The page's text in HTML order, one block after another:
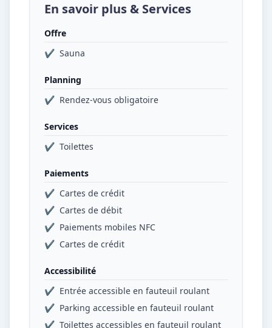
En savoir plus & Services
Offre
✔ Sauna
Planning
✔ Rendez-vous obligatoire
Services
✔ Toilettes
Paiements
✔ Cartes de crédit
✔ Cartes de débit
✔ Paiements mobiles NFC
✔ Cartes de crédit
Accessibilité
✔ Entrée accessible en fauteuil roulant
✔ Parking accessible en fauteuil roulant
✔ Toilettes accessibles en fauteuil roulant